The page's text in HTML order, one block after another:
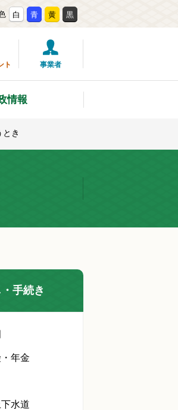
白 青 黄 黒
ト 事業者
情報
き
手続き
年金
水道